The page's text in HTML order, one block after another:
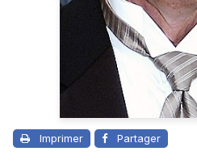
Imprimer Partager